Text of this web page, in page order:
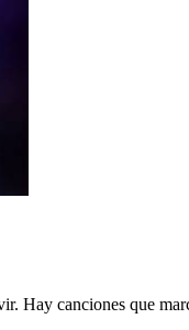
Hay canciones que